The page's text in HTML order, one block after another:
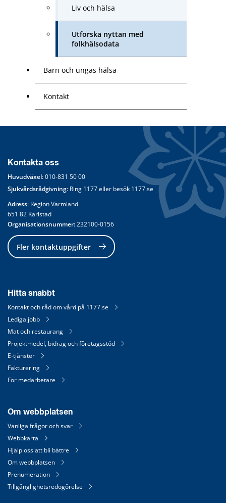
Liv och hälsa
Utforska nyttan med
folkhälsodata
Barn och ungas hälsa
Kontakt
Kontakta oss
Huvudväxel: 010-831 50 00
Sjukvårdsrådgivning: Ring 1177 eller besök 1177.se
Adress: Region Värmland
651 82 Karlstad
Organisationsnummer: 232100-0156
Fler kontaktuppgifter
Hitta snabbt
Kontakt och råd om vård på 1177.se
Lediga jobb
Mat och restaurang
Projektmedel, bidrag och företagsstöd
E-tjänster
Fakturering
För medarbetare
Om webbplatsen
Vanliga frågor och svar
Webbkarta
Hjälp oss att bli bättre
Om webbplatsen
Prenumeration
Tillgänglighetsredogörelse